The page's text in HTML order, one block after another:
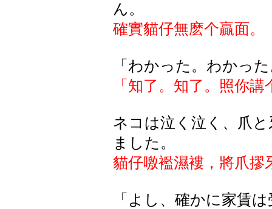
ん。
確實貓仔無麽个贏面。
「わかった。わかっ
「知了。知了。照你講
ネコは泣く泣く、爪
ました。
貓仔噭襤濕褸，將爪摎
「よし、確かに家賃